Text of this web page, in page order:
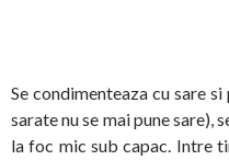
Se condimenteaza cu sare
sarate nu se mai pune sare),
la foc mic sub capac. Intre